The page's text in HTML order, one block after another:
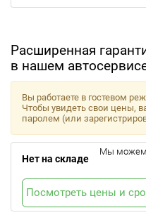
Расширенная
в нашем
Вы работаете в гостевом
Чтобы увидеть свои цены,
паролем (или
Нет на складе
Мы можем
Посмотреть цены и